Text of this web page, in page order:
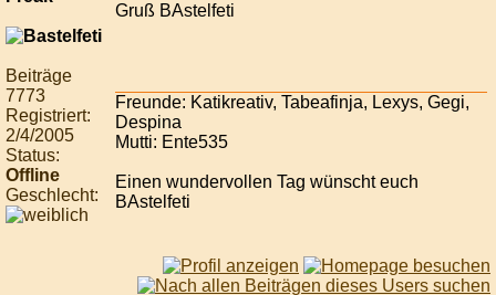
Beiträge
7773
Registriert:
2/4/2005
Status:
Offline
Geschlecht:
Gruß BAstelfeti
Freunde: Katikreativ, Tabeafinja, Lexys, Gegi,
Despina
Mutti: Ente535
Einen wundervollen Tag wünscht euch
BAstelfeti